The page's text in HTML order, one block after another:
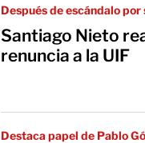
Después de escándalo
Santiago Nieto
renuncia a la UIF
Destaca papel de Pablo